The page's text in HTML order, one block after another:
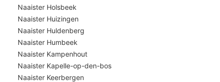
Naaister Holsbeek
Naaister Huizingen
Naaister Huldenberg
Naaister Humbeek
Naaister Kampenhout
Naaister Kapelle-op-den-bos
Naaister Keerbergen